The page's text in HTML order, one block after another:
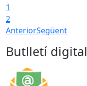
1
2
AnteriorSegüent
Butlletí digital